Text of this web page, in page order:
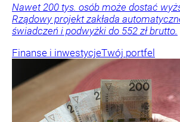
Nawet 200 tys. osób może dostać
Rządowy projekt zakłada
świadczeń i podwyżki do 552 zł brutto.
Finanse i inwestycjeTwój portfel